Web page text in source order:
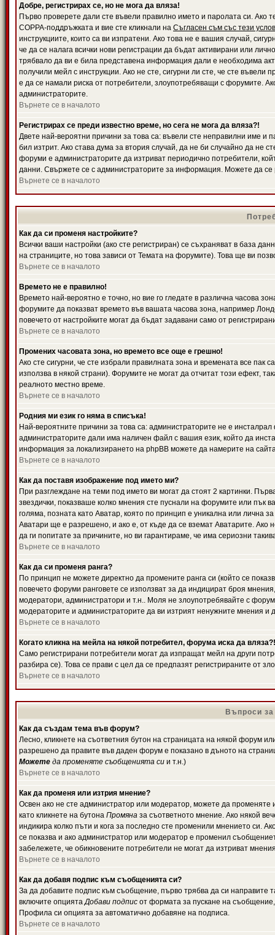
Добре, регистрирах се, но не мога да вляза!
Първо проверете дали сте въвели правилно името и паролата си. Ако
COPPA-поддръжката и вие сте кликнали на Съгласен съм със тези
инструкциите, които са ви изпратени. Ако това не е вашия случай,
че да се налага всички нови регистрации да бъдат активирани или
трябвало да ви е била представена информация дали е необходима
получили мейл с инструкции. Ако не сте, сигурни ли сте, че сте
е да се намали риска от потребители, злоупотребяващи с форумите.
администраторите.
Върнете се в началото
Регистрирах се преди известно време, но сега не мога да вляза?!
Двете най-вероятни причини за това са: въвели сте неправилни име и
бил изтрит. Ако става дума за втория случай, да не би случайно да
форуми е администраторите да изтриват периодично потребители,
данни. Свържете се с администраторите за информация. Можете да се
Върнете се в началото
Как да си променя настройките?
Всички ваши настройки (ако сте регистриран) се съхраняват в база
на страниците, но това зависи от Темата на форумите). Това ще ви
Върнете се в началото
Времето не е правилно!
Времето най-вероятно е точно, но вие го гледате в различна часова
форумите да показват времето във вашата часова зона, например
повечето от настройките могат да бъдат задавани само от
Върнете се в началото
Промених часовата зона, но времето все още е грешно!
Ако сте сигурни, че сте избрали правилната зона и времената все
използва в някой страни). Форумите не могат да отчитат този ефект,
реалното местно време.
Върнете се в началото
Родния ми език го няма в списъка!
Най-вероятните причини за това са: администраторите не е
администраторите дали има наличен файл с вашия език, който да
информация за локализирането на phpBB можете да намерите на
Върнете се в началото
Как да поставя изображение под името ми?
При разглеждане на теми под името ви могат да стоят 2 картинки.
звездички, показваше колко мнения сте пуснали на форумите или пък
голяма, позната като Аватар, която по принцип е уникална или лична
Аватари ще е разрешено, и ако е, от къде да се вземат Аватарите.
да ги попитате за причините, но ви гарантираме, че има сериозни
Върнете се в началото
Как да си променя ранга?
По принцип не можете директно да промените ранга си (който се
повечето форуми ранговете се използват за да индицират броя
модератори, администратори и т.н.. Моля не злоупотребявайте с
модераторите и администраторите да ви изтрият ненужните мнения и
Върнете се в началото
Когато кликна на мейла на някой потребител, форума иска да вляза?!
Само регистрирани потребители могат да изпращат мейл на други
разбира се). Това се прави с цел да се предпазят регистрираните от
Върнете се в началото
Въпроси
Как да създам тема във форум?
Лесно, кликнете на съответния бутон на страницата на някой форум
разрешено да правите във даден форум е показано в дъното на
Можете да променяте съобщенията си и т.н.)
Върнете се в началото
Как да променя или изтрия мнение?
Освен ако не сте администратор или модератор, можете да
като кликнете на бутона Промяна за съответното мнение. Ако някой
индикира колко пъти и кога за последно сте променили мнението си.
се показва и ако администратор или модератор е променил
забележете, че обикновените потребители не могат да изтриват
Върнете се в началото
Как да добавя подпис към съобщенията си?
За да добавите подпис към съобщение, първо трябва да си
включите опциятаДобави подпис от формата за пускане на
Профила си опцията за автоматично добавяне на подписа.
Върнете се в началото